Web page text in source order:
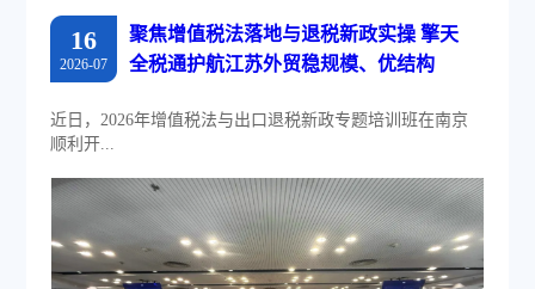
16
2026-07
聚焦增值税法落地与退税新政实操 擎天
全税通护航江苏外贸稳规模、优结构
近日，2026年增值税法与出口退税新政专题培训班在南京
顺利开...